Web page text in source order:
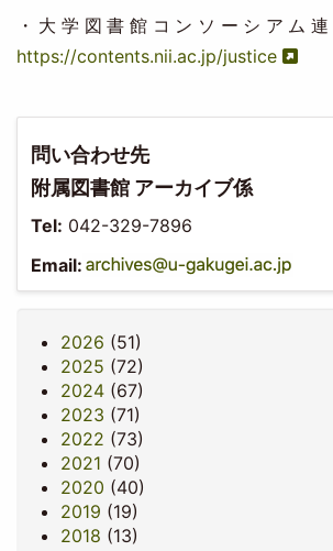
・大学図書館コンソーシアム連
https://contents.nii.ac.jp/justice
問い合わせ先
附属図書館 アーカイブ係
Tel: 042-329-7896
Email:
2026 (51)
2025 (72)
2024(67)
2023 (71)
2022 (73)
2021 (70)
2020 (40)
2019 (19)
2018 (13)